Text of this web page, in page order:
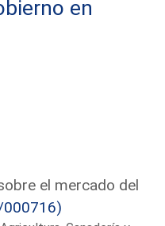
en
el mercado del